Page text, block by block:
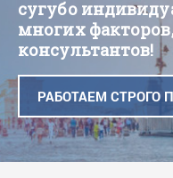
сугубо
многих
консультантов!
РАБОТАЕМ СТРОГО